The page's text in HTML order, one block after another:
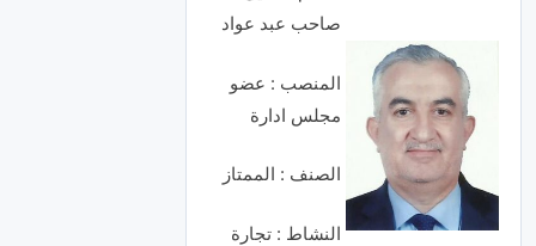
صاحب عبد عواد
المنصب : عضو
مجلس ادارة
الصنف : الممتاز
النشاط : تجارة